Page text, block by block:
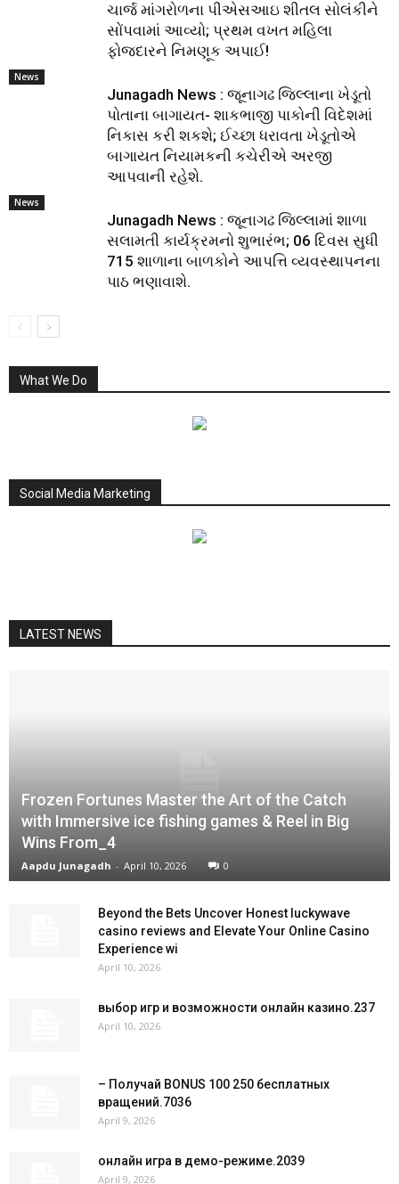
ચાર્જ માંગરોળના પીએસઆઇ શીતલ સોલંકીને
સોંપવામાં આવ્યો; પ્રથમ વખત મહિલા
ફોજદારને નિમણૂક અપાઈ!
News
Junagadh News : જૂનાગઢ જિલ્લાના ખેડૂતો
પોતાના બાગાયત- શાકભાજી પાકોની વિદેશમાં
નિકાસ કરી શકશે; ઈચ્છા ધરાવતા ખેડૂતોએ
બાગાયત નિયામકની કચેરીએ અરજી
આપવાની રહેશે.
News
Junagadh News : જૂનાગઢ જિલ્લામાં શાળા
સલામતી કાર્યક્રમનો શુભારંભ; 06 દિવસ સુધી
715 શાળાના બાળકોને આપત્તિ વ્યવસ્થાપનના
પાઠ ભણાવાશે.
What We Do
Social Media Marketing
LATEST NEWS
Frozen Fortunes Master the Art of the Catch
with Immersive ice fishing games & Reel in Big
Wins From_4
Aapdu Junagadh - April 10, 2026 0
Beyond the Bets Uncover Honest luckywave
casino reviews and Elevate Your Online Casino
Experience wi
April 10, 2026
выбор игр и возможности онлайн казино.237
April 10, 2026
– Получай BONUS 100 250 бесплатных
вращений.7036
April 9, 2026
онлайн игра в демо-режиме.2039
April 9, 2026